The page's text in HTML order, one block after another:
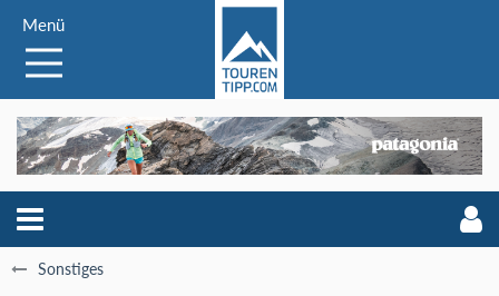
Menü
Sonstiges